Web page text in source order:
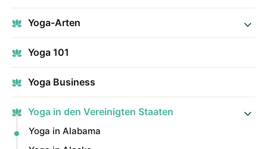
Yoga-Arten
Yoga 101
Yoga Business
Yoga in den Vereinigten Staaten
Yoga in Alabama